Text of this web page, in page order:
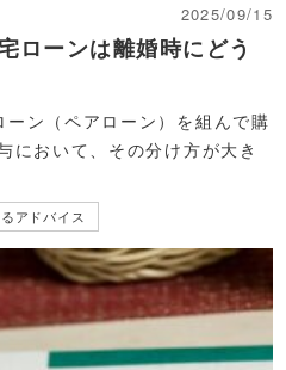
2025/09/15
ローンは離婚時にどう
ン（ペアローン）を組んで購
において、その分け方が大き
アドバイス